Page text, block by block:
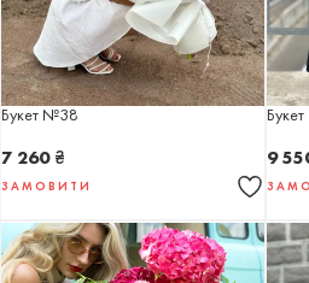
Букет №38
7 260 ₴
ЗАМОВИТИ
9